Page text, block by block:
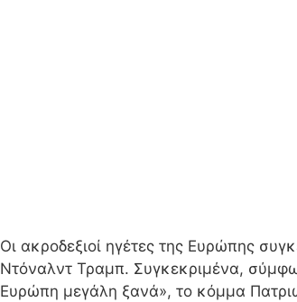
Οι ακροδεξιοί ηγέτες της Ευρώπης
Ντόναλντ Τραμπ. Συγκεκριμένα,
Ευρώπη μεγάλη ξανά», το κόμμα